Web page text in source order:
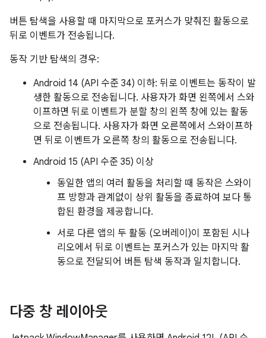
버튼 탐색을 사용할 때 마지막으로 포커스가 맞춰진 활동으로
뒤로 이벤트가 전송됩니다.
동작 기반 탐색의 경우:
Android 14 (API 수준 34) 이하: 뒤로 이벤트는 동작이 발
생한 활동으로 전송됩니다. 사용자가 화면 왼쪽에서 스와
이프하면 뒤로 이벤트가 분할 창의 왼쪽 창에 있는 활동
으로 전송됩니다. 사용자가 화면 오른쪽에서 스와이프하
면 뒤로 이벤트가 오른쪽 창의 활동으로 전송됩니다.
Android 15 (API 수준 35) 이상
동일한 앱의 여러 활동을 처리할 때 동작은 스와이
프 방향과 관계없이 상위 활동을 종료하여 보다 통
합된 환경을 제공합니다.
서로 다른 앱의 두 활동 (오버레이)이 포함된 시나
리오에서 뒤로 이벤트는 포커스가 있는 마지막 활
동으로 전달되어 버튼 탐색 동작과 일치합니다.
다중 창 레이아웃